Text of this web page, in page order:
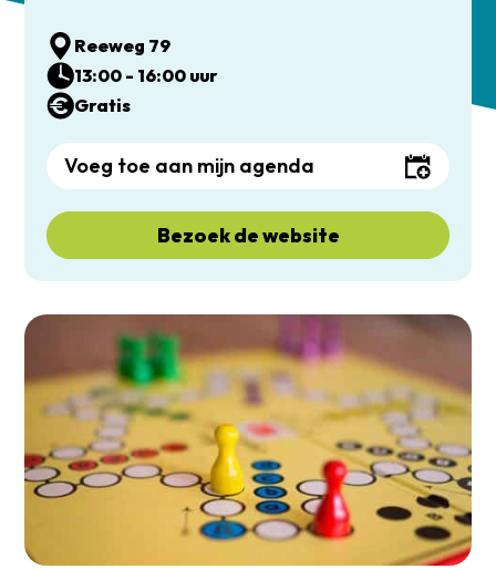
Reeweg 79
13:00 - 16:00 uur
Gratis
Voeg toe aan mijn agenda
Bezoek de website